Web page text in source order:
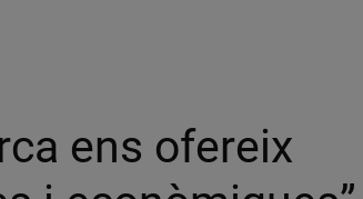
ens ofereix